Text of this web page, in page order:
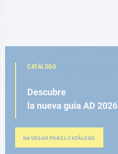
CATÁLOGO
Descubre
la nueva guía AD 2026
NAVEGAR POR EL CATÁLOGO